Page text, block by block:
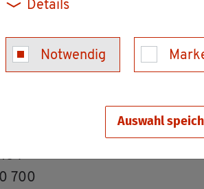
Details
Notwendig
Auswahl
700